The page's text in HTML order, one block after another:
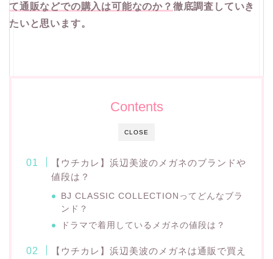
て通販などでの購入は可能なのか？ 徹底調査していき
たいと思います。
CLOSE
Contents
【ウチカレ】浜辺美波のメガネのブランドや
値段は？
BJ CLASSIC COLLECTIONってどんなブラ
ンド？
ドラマで着用しているメガネの値段は？
【ウチカレ】浜辺美波のメガネは通販で買え